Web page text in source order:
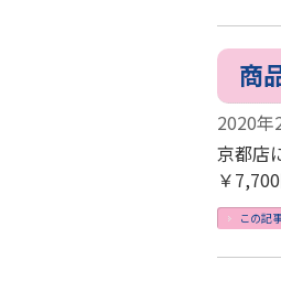
商
2020年
京都店
￥
この記